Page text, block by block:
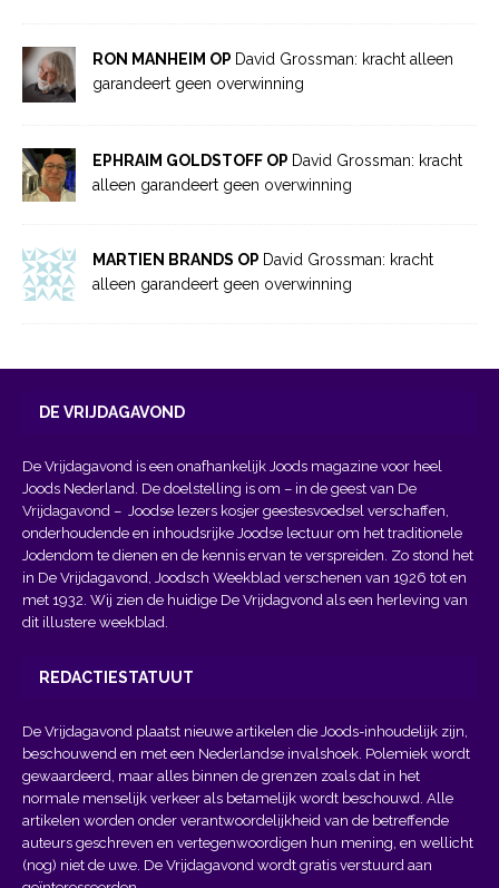
RON MANHEIM OP David Grossman: kracht alleen
garandeert geen overwinning
EPHRAIM GOLDSTOFF OP David Grossman: kracht
alleen garandeert geen overwinning
MARTIEN BRANDS OP David Grossman: kracht
alleen garandeert geen overwinning
DE VRIJDAGAVOND
De Vrijdagavond is een onafhankelijk Joods magazine voor heel
Joods Nederland. De doelstelling is om – in de geest van De
Vrijdagavond – Joodse lezers kosjer geestesvoedsel verschaffen,
onderhoudende en inhoudsrijke Joodse lectuur om het traditionele
Jodendom te dienen en de kennis ervan te verspreiden. Zo stond het
in De Vrijdagavond, Joodsch Weekblad verschenen van 1926 tot en
met 1932. Wij zien de huidige De Vrijdagvond als een herleving van
dit illustere weekblad.
REDACTIESTATUUT
De Vrijdagavond plaatst nieuwe artikelen die Joods-inhoudelijk zijn,
beschouwend en met een Nederlandse invalshoek. Polemiek wordt
gewaardeerd, maar alles binnen de grenzen zoals dat in het
normale menselijk verkeer als betamelijk wordt beschouwd. Alle
artikelen worden onder verantwoordelijkheid van de betreffende
auteurs geschreven en vertegenwoordigen hun mening, en wellicht
(nog) niet de uwe. De Vrijdagavond wordt gratis verstuurd aan